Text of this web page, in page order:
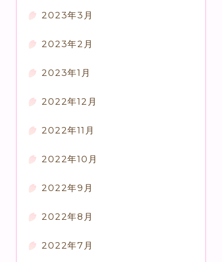
2023年3月
2023年2月
2023年1月
2022年12月
2022年11月
2022年10月
2022年9月
2022年8月
2022年7月